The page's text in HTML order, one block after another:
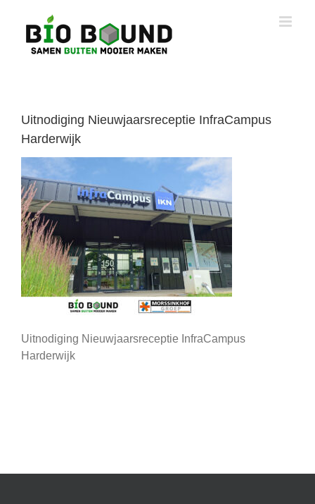
inhoud
Uitnodiging Nieuwjaarsreceptie InfraCampus
Harderwijk
Uitnodiging Nieuwjaarsreceptie InfraCampus
Harderwijk